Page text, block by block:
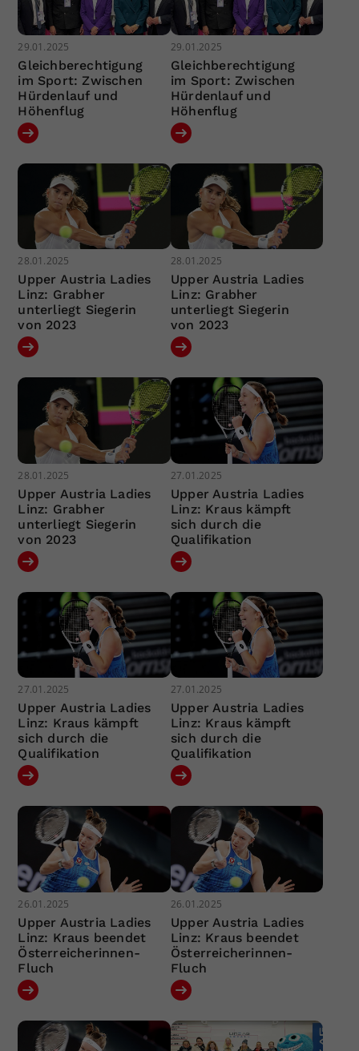
29.01.2025
Gleichberechtigung
im Sport: Zwischen
Hürdenlauf und
Höhenflug
29.01.2025
Gleichberechtigung
im Sport: Zwischen
Hürdenlauf und
Höhenflug
28.01.2025
Upper Austria Ladies
Linz: Grabher
unterliegt Siegerin
von 2023
28.01.2025
Upper Austria Ladies
Linz: Grabher
unterliegt Siegerin
von 2023
28.01.2025
Upper Austria Ladies
Linz: Grabher
unterliegt Siegerin
von 2023
27.01.2025
Upper Austria Ladies
Linz: Kraus kämpft
sich durch die
Qualifikation
27.01.2025
Upper Austria Ladies
Linz: Kraus kämpft
sich durch die
Qualifikation
27.01.2025
Upper Austria Ladies
Linz: Kraus kämpft
sich durch die
Qualifikation
26.01.2025
Upper Austria Ladies
Linz: Kraus beendet
Österreicherinnen-
Fluch
26.01.2025
Upper Austria Ladies
Linz: Kraus beendet
Österreicherinnen-
Fluch